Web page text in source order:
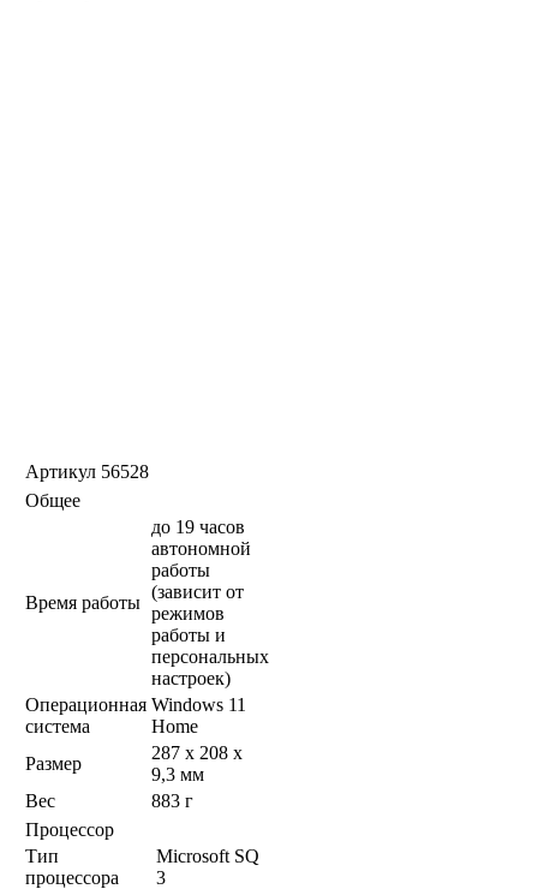
Артикул 56528
Общее
Время работы
до 19 часов
автономной
работы
(зависит от
режимов
работы и
персональных
настроек)
Операционная
система
Windows 11
Home
Размер
287 x 208 x
9,3 мм
Вес
883 г
Процессор
Тип
процессора
Microsoft SQ
3